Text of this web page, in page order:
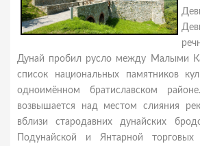
Дунай пробил русло между Малыми
список национальных памятников
одноимённом братиславском
возвышается над местом слияния
вблизи стародавних дунайских
Подунайской и Янтарной